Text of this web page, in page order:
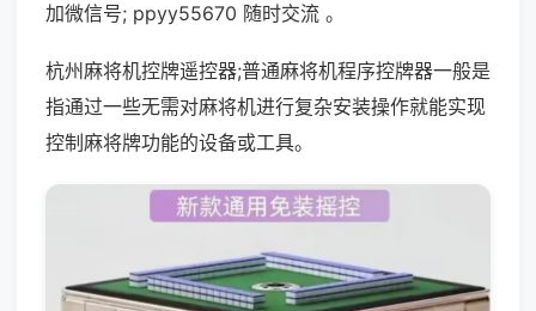
加微信号; ppyy55670 随时交流 。
杭州麻将机控牌遥控器;普通麻将机程序控牌器一般是
指通过一些无需对麻将机进行复杂安装操作就能实现
控制麻将牌功能的设备或工具。